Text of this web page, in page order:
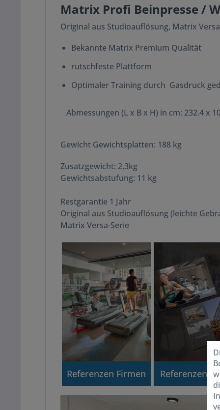
Matrix Profi Beinpresse /
Original aus Studioauflösung, Matrix
Bekannte Matrix Premium Qualität
rutschfeste Plattform
Optimaler Training durch Gasdruck
Abmessungen (L x B x H) in cm: 232.4 x
Gewicht Gewichtsplatten: 188 kg
Zusatzgewicht: 2,3kg
Gewichtsabstufung: 11 kg
Restgarantie 1 Jahr
Original aus Studioauflösung (leichte
Matrix Versa-Serie
Referenzen Firmen Referenzen